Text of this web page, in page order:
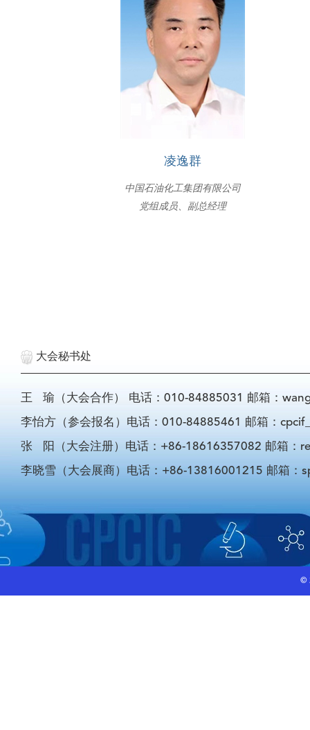
凌逸群
中国石油化工集团有限公司
党组成员、副总经理
大会秘书处
王 瑜（大会合作） 电话：010-84885031 邮箱：
李怡方（参会报名）电话：010-84885461 邮箱：
张 阳（大会注册）电话：+86-18616357082 邮箱：
李晓雪（大会展商）电话：+86-13816001215 邮箱：
©